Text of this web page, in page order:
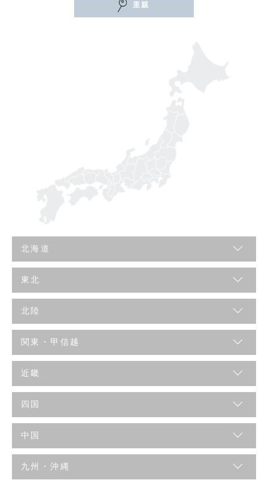
北海道
東北
北陸
関東・甲信越
近畿
四国
中国
九州・沖縄
里親